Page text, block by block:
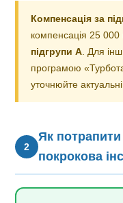
Компенсація за
компенсація 25
підгрупи А . Для
програмою
уточнюйте
2
Як
покрокова